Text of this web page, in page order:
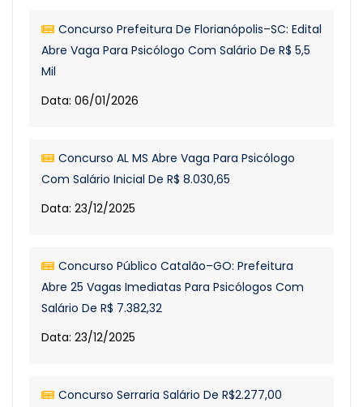
Concurso Prefeitura De Florianópolis–SC: Edital
Abre Vaga Para Psicólogo Com Salário De R$ 5,5
Mil
Data: 06/01/2026
Concurso AL MS Abre Vaga Para Psicólogo
Com Salário Inicial De R$ 8.030,65
Data: 23/12/2025
Concurso Público Catalão–GO: Prefeitura
Abre 25 Vagas Imediatas Para Psicólogos Com
Salário De R$ 7.382,32
Data: 23/12/2025
Concurso Serraria Salário De R$2.277,00